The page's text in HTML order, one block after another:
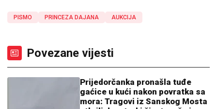
PISMO PRINCEZA DAJANA AUKCIJA
Povezane vijesti
Prijedorčanka pronašla tuđe
gaćice u kući nakon povratka sa
mora: Tragovi iz Sanskog Mosta